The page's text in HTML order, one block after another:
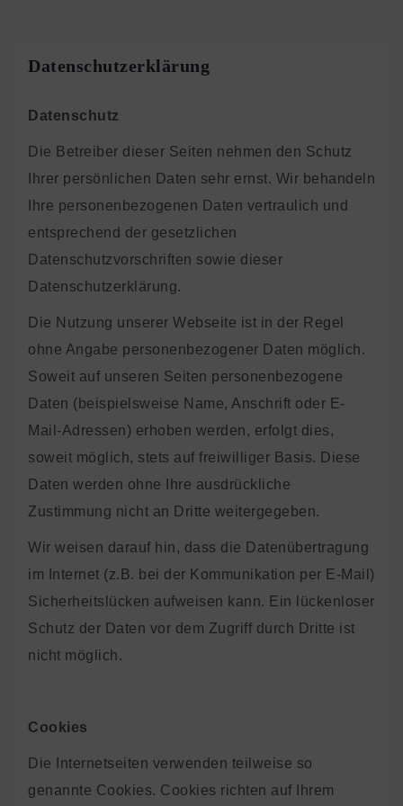
Datenschutzerklärung
Datenschutz
Die Betreiber dieser Seiten nehmen den Schutz
Ihrer persönlichen Daten sehr ernst. Wir behandeln
Ihre personenbezogenen Daten vertraulich und
entsprechend der gesetzlichen
Datenschutzvorschriften sowie dieser
Datenschutzerklärung.
Die Nutzung unserer Webseite ist in der Regel
ohne Angabe personenbezogener Daten möglich.
Soweit auf unseren Seiten personenbezogene
Daten (beispielsweise Name, Anschrift oder E-
Mail-Adressen) erhoben werden, erfolgt dies,
soweit möglich, stets auf freiwilliger Basis. Diese
Daten werden ohne Ihre ausdrückliche
Zustimmung nicht an Dritte weitergegeben.
Wir weisen darauf hin, dass die Datenübertragung
im Internet (z.B. bei der Kommunikation per E-Mail)
Sicherheitslücken aufweisen kann. Ein lückenloser
Schutz der Daten vor dem Zugriff durch Dritte ist
nicht möglich.
Cookies
Die Internetseiten verwenden teilweise so
genannte Cookies. Cookies richten auf Ihrem